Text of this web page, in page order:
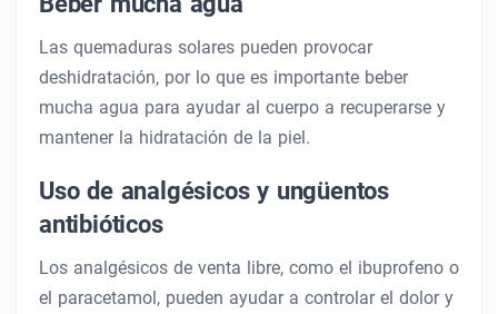
Las quemaduras solares pueden provocar
deshidratación, por lo que es importante beber
mucha agua para ayudar al cuerpo a recuperarse y
mantener la hidratación de la piel.
Uso de analgésicos y ungüentos
antibióticos
Los analgésicos de venta libre, como el ibuprofeno o
el paracetamol, pueden ayudar a controlar el dolor y